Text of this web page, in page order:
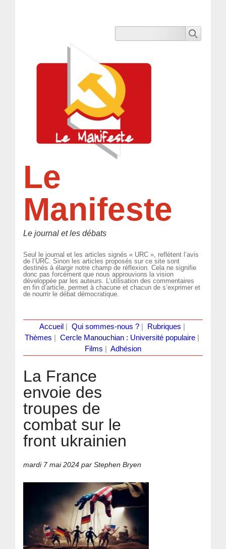
Le
Manifeste
Le journal et les débats
Seul le journal et les articles signés « URC », reflètent l’avis
de l’URC. Sinon les articles proposés sur ce site sont
destinés à élargir notre champ de réflexion. Cela ne signifie
donc pas forcément que nous approuvions la vision
développée par les auteurs. L’utilisation des commentaires
en fin d’article, permet à chacune et chacun de s’exprimer et
de nourrir le débat démocratique.
Accueil Qui sommes-nous ?| Rubriques
Thèmes
Cercle Manouchian : Université populaire
Films
Adhésion
La France
envoie des
troupes de
combat sur le
front ukrainien
mardi 7 mai 2024 par Stephen Bryen